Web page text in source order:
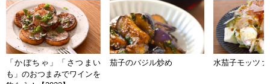
「かぼちゃ」「さつまい
も」のおつまみでワインを
茄子のバジル炒め 水茄子モッツァ